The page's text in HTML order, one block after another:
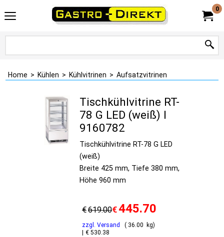
0
Home > Kühlen > Kühlvitrinen > Aufsatzvitrinen
Tischkühlvitrine RT-
78 G LED (weiß) I
9160782
Tischkühlvitrine RT-78 G LED
(weiß)
Breite 425 mm, Tiefe 380 mm,
Höhe 960 mm
€619.00€445.70
zzgl. Versand 36.00
kg
€ 530.38